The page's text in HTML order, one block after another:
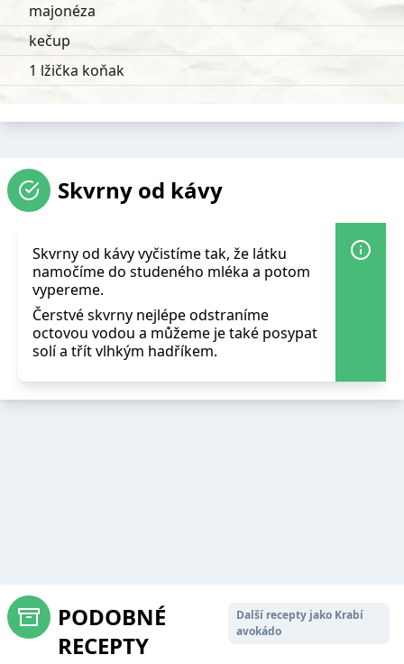
majonéza
kečup
1 lžička koňak
Skvrny od kávy
Skvrny od kávy vyčistíme tak, že látku
namočíme do studeného mléka a potom
vypereme.
Čerstvé skvrny nejlépe odstraníme
octovou vodou a můžeme je také posypat
solí a třít vlhkým hadříkem.
PODOBNÉ
RECEPTY
Další recepty jako Krabí
avokádo